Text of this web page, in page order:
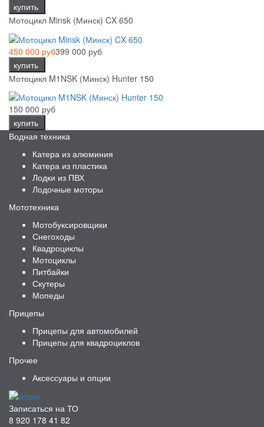
купить
Мотоцикл Minsk (Минск) CX 650
450 000 руб399 000 руб
купить
Мотоцикл M1NSK (Минск) Hunter 150
150 000 руб
купить
Водная техника
Катера из алюминия
Катера из пластика
Лодки из ПВХ
Лодочные моторы
Мототехника
Мотобуксировщики
Снегоходы
Квадроциклы
Мотоциклы
Питбайки
Скутеры
Мопеды
Прицепы
Прицепы для автомобилей
Прицепы для квадроциклов
Прочее
Аксессуары и опции
Записаться на ТО
8 920 178 41 82